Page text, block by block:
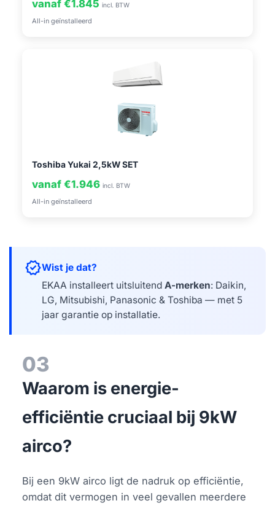
vanaf €1.845 incl. BTW
All-in geïnstalleerd
Toshiba Yukai 2,5kW SET
vanaf €1.946 incl. BTW
All-in geïnstalleerd
verifiedWist je dat?
EKAA installeert uitsluitendA-merken: Daikin,
LG, Mitsubishi, Panasonic & Toshiba — met 5
jaar garantie op installatie.
03
Waarom is energie-
efficiëntie cruciaal bij 9kW
airco?
Bij een 9kW airco ligt de nadruk op efficiëntie,
omdat dit vermogen in veel gevallen meerdere